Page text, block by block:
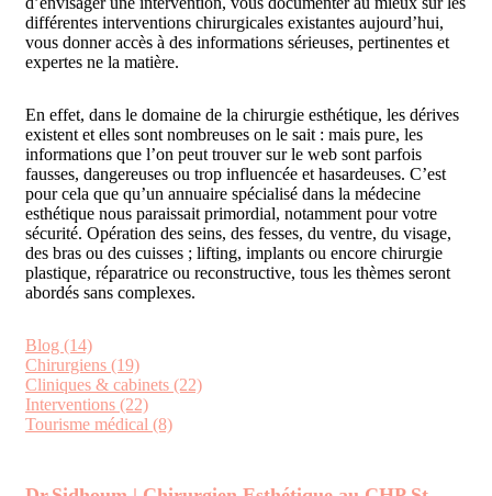
différentes interventions chirurgicales existantes aujourd’hui,
vous donner accès à des informations sérieuses, pertinentes et
expertes ne la matière.
En effet, dans le domaine de la chirurgie esthétique, les dérives
existent et elles sont nombreuses on le sait : mais pure, les
informations que l’on peut trouver sur le web sont parfois
fausses, dangereuses ou trop influencée et hasardeuses. C’est
pour cela que qu’un annuaire spécialisé dans la médecine
esthétique nous paraissait primordial, notamment pour votre
sécurité. Opération des seins, des fesses, du ventre, du visage,
des bras ou des cuisses ; lifting, implants ou encore chirurgie
plastique, réparatrice ou reconstructive, tous les thèmes seront
abordés sans complexes.
Blog (14)
Chirurgiens (19)
Cliniques & cabinets (22)
Interventions (22)
Tourisme médical (8)